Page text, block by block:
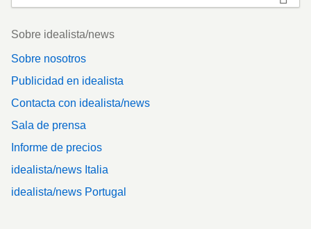
Footer
Sobre idealista/news
Sobre nosotros
Publicidad en idealista
Contacta con idealista/news
Sala de prensa
Informe de precios
idealista/news Italia
idealista/news Portugal